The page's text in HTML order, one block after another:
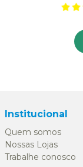
Institucional
Quem somos
Nossas Lojas
Trabalhe conosco